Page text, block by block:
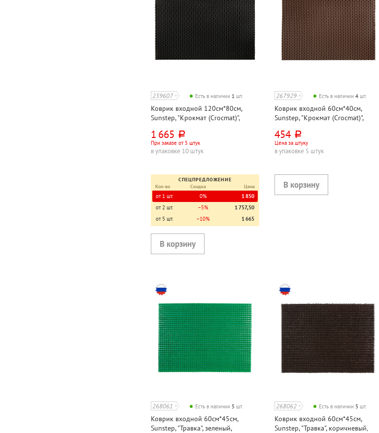
239607 Есть в наличии 1 шт.
Коврик входной 120см*80см,
Sunstep, "Крокмат (Crocmat)",
1 665 руб.
При заказе от 5 штук
в упаковке 10 штук
СПЕЦПРЕДЛОЖЕНИЕ
Кол-во
Скидка Цена
от 1 шт. 0%
1 850
от 2 шт.
−5%
1 757,50
от 5 шт.
−10% 1 665
267929 Есть в наличии4 шт.
Коврик входной 60см*40см,
Sunstep, "Крокмат (Crocmat)",
454 руб.
Цена за штуку
в упаковке 5 штук
268061 Есть в наличии 5 шт.
Коврик входной 60см*45см,
Sunstep, "Травка", зеленый,
268062 Есть в наличии 5 шт.
Коврик входной 60см*45см,
Sunstep, "Травка", коричневый,